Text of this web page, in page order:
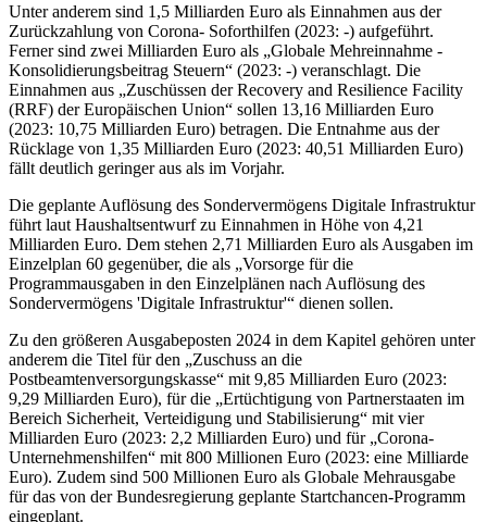
Unter anderem sind 1,5 Milliarden Euro als Einnahmen aus der
Zurückzahlung von Corona- Soforthilfen (2023: -) aufgeführt.
Ferner sind zwei Milliarden Euro als „Globale Mehreinnahme -
Konsolidierungsbeitrag Steuern“ (2023: -) veranschlagt. Die
Einnahmen aus „Zuschüssen der Recovery and Resilience Facility
(RRF) der Europäischen Union“ sollen 13,16 Milliarden Euro
(2023: 10,75 Milliarden Euro) betragen. Die Entnahme aus der
Rücklage von 1,35 Milliarden Euro (2023: 40,51 Milliarden Euro)
fällt deutlich geringer aus als im Vorjahr.
Die geplante Auflösung des Sondervermögens Digitale Infrastruktur
führt laut Haushaltsentwurf zu Einnahmen in Höhe von 4,21
Milliarden Euro. Dem stehen 2,71 Milliarden Euro als Ausgaben im
Einzelplan 60 gegenüber, die als „Vorsorge für die
Programmausgaben in den Einzelplänen nach Auflösung des
Sondervermögens 'Digitale Infrastruktur'“ dienen sollen.
Zu den größeren Ausgabeposten 2024 in dem Kapitel gehören unter
anderem die Titel für den „Zuschuss an die
Postbeamtenversorgungskasse“ mit 9,85 Milliarden Euro (2023:
9,29 Milliarden Euro), für die „Ertüchtigung von Partnerstaaten im
Bereich Sicherheit, Verteidigung und Stabilisierung“ mit vier
Milliarden Euro (2023: 2,2 Milliarden Euro) und für „Corona-
Unternehmenshilfen“ mit 800 Millionen Euro (2023: eine Milliarde
Euro). Zudem sind 500 Millionen Euro als Globale Mehrausgabe
für das von der Bundesregierung geplante Startchancen-Programm
eingeplant.